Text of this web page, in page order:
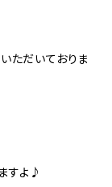
ただいておりま
すよ♪